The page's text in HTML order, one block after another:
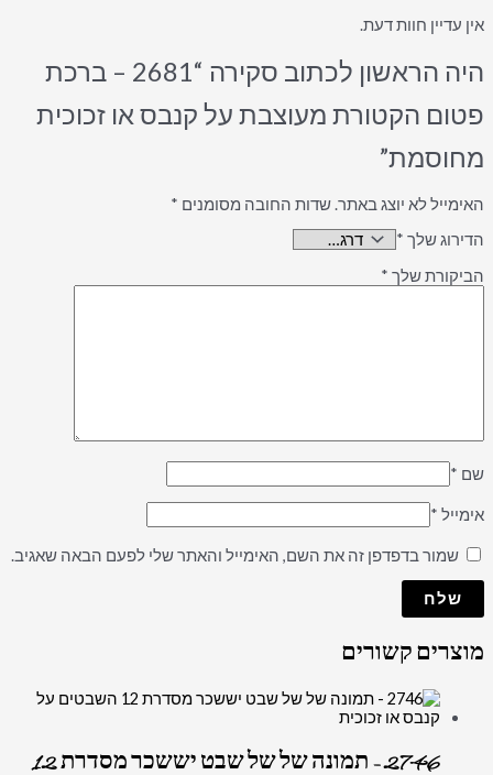
אין עדיין חוות דעת.
היה הראשון לכתוב סקירה “2681 – ברכת
פטום הקטורת מעוצבת על קנבס או זכוכית
מחוסמת”
האימייל לא יוצג באתר.שדות החובה מסומנים *
הדירוג שלך *
הביקורת שלך *
שם *
אימייל *
שמור בדפדפן זה את השם, האימייל והאתר שלי לפעם הבאה שאגיב.
מוצרים קשורים
2746 – תמונה של של שבט יששכר מסדרת 12